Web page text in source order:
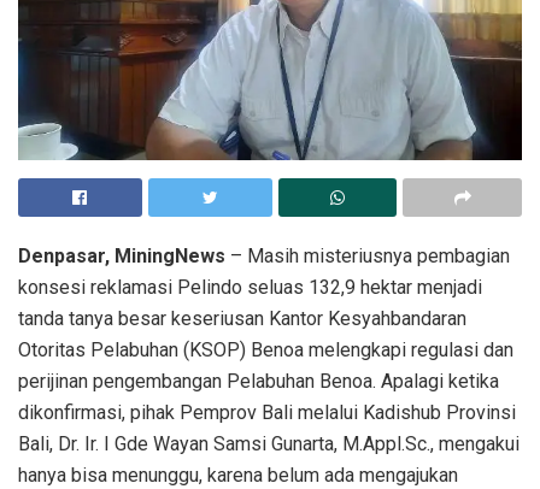
Kepala Dinas Perhubungan Provinsi Bali, Dr. Ir. I Gde Wayan Samsi Gunarta,
M.Appl.Sc.
Denpasar, MiningNews – Masih misteriusnya pembagian
konsesi reklamasi Pelindo seluas 132,9 hektar menjadi
tanda tanya besar keseriusan Kantor Kesyahbandaran
Otoritas Pelabuhan (KSOP) Benoa melengkapi regulasi dan
perijinan pengembangan Pelabuhan Benoa. Apalagi ketika
dikonfirmasi, pihak Pemprov Bali melalui Kadishub Provinsi
Bali, Dr. Ir. I Gde Wayan Samsi Gunarta, M.Appl.Sc., mengakui
hanya bisa menunggu, karena belum ada mengajukan